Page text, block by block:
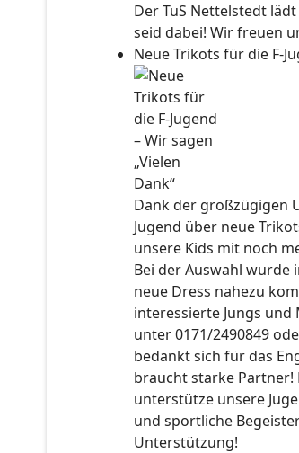
Der TuS Nettelstedt
seid dabei! Wir freuen
Neue Trikots für die F-
Dank der großzügigen
Jugend über neue
unsere Kids mit noch
Bei der Auswahl wurde
neue Dress nahezu
interessierte Jungs
unter 0171/2490849
bedankt sich für das
braucht starke Partner!
unterstütze unsere
und sportliche
Unterstützung!